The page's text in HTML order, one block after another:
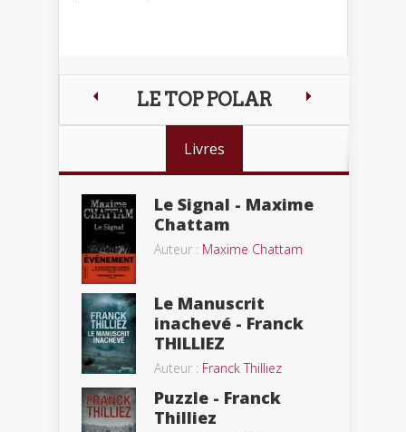
LE TOP POLAR
Livres
Le Signal - Maxime
Chattam
Auteur : Maxime Chattam
Le Manuscrit
inachevé - Franck
THILLIEZ
Auteur : Franck Thilliez
Puzzle - Franck
Thilliez